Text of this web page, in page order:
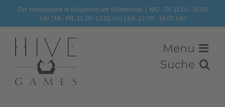
springen
Der Hobbyladen in Klagenfurt am Wörthersee
MO - DI: 11:00 -18:00
Uhr | MI - FR: 11:00 -19:00 Uhr | SA: 12:00 - 18:00 Uhr